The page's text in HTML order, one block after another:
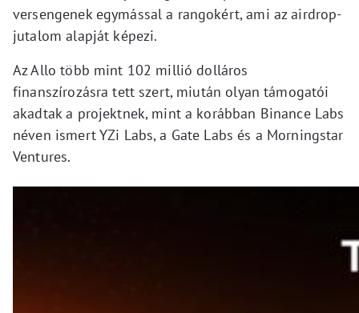
versengenek egymással a rangokért, ami az airdrop-
jutalom alapját képezi.
Az Allo több mint 102 millió dolláros
finanszírozásra tett szert, miután olyan támogatói
akadtak a projektnek, mint a korábban Binance Labs
néven ismert YZi Labs, a Gate Labs és a Morningstar
Ventures.